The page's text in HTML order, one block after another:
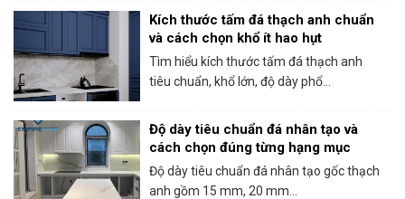
Kích thước tấm đá thạch anh chuẩn
và cách chọn khổ ít hao hụt
Tìm hiểu kích thước tấm đá thạch anh
tiêu chuẩn, khổ lớn, độ dày phổ...
Độ dày tiêu chuẩn đá nhân tạo và
cách chọn đúng từng hạng mục
Độ dày tiêu chuẩn đá nhân tạo gốc thạch
anh gồm 15 mm, 20 mm...